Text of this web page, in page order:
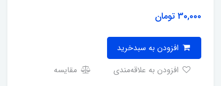
30,000تومان
مقایسه